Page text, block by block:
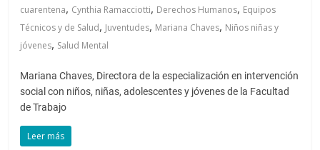
cuarentena, Cynthia Ramacciotti, Derechos Humanos, Equipos
Técnicos y de Salud, Juventudes, Mariana Chaves, Niños niñas y
jóvenes, Salud Mental
Mariana Chaves, Directora de la especialización en intervención
social con niños, niñas, adolescentes y jóvenes de la Facultad
de Trabajo
Leer más